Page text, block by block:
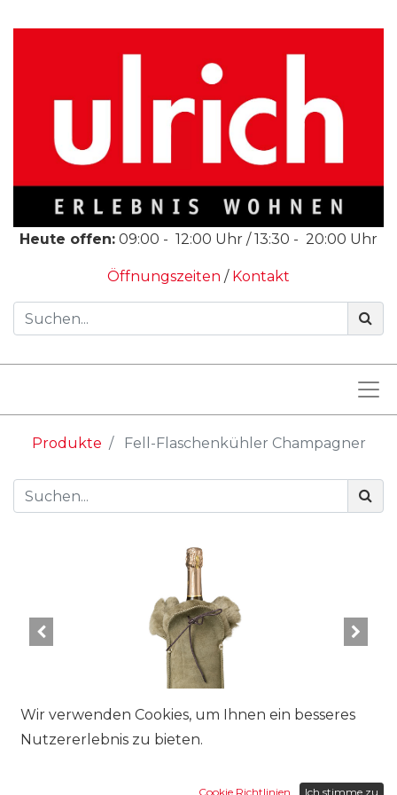
Heute offen: 09:00 - 12:00 Uhr /13:30 - 20:00 Uhr
Öffnungszeiten / Kontakt
Produkte Fell-Flaschenkühler Champagner
Wir verwenden Cookies, um Ihnen ein besseres
Nutzererlebnis zu bieten.
Cookie Richtlinien Ich stimme zu